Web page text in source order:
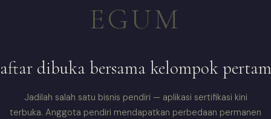
EGUM
dibuka bersama kelompok
Jadilah salah satu bisnis pendiri — aplikasi sertifikasi kini
terbuka. Anggota pendiri mendapatkan perbedaan permanen